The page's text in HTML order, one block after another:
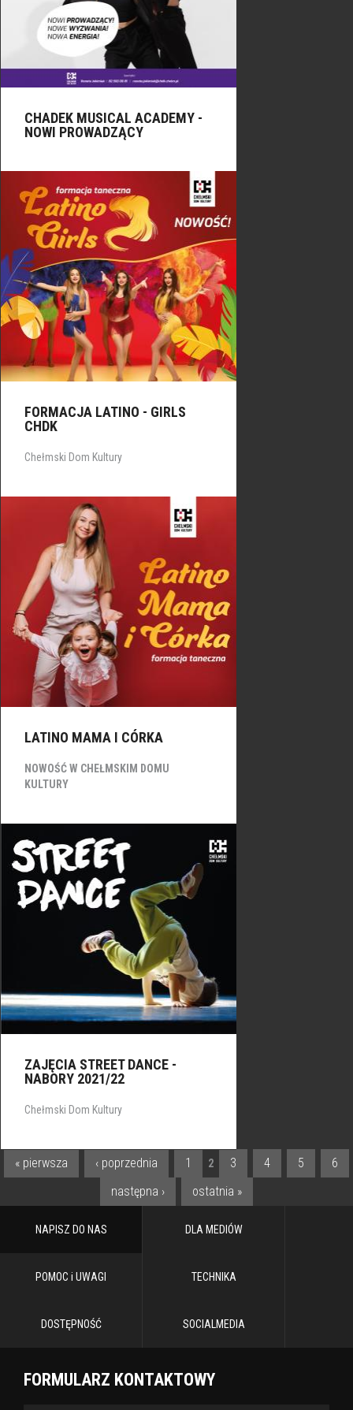
CHADEK MUSICAL ACADEMY -
NOWI PROWADZĄCY
FORMACJA LATINO - GIRLS
CHDK
Chełmski Dom Kultury
LATINO MAMA I CÓRKA
NOWOŚĆ W CHEŁMSKIM DOMU
KULTURY
ZAJĘCIA STREET DANCE -
NABORY 2021/22
Chełmski Dom Kultury
STRONY
« pierwsza ‹ poprzednia 1 2 3 4 5
6
następna ›
ostatnia »
NAPISZ DO NAS DLA MEDIÓW
POMOC i UWAGI TECHNIKA
DOSTĘPNOŚĆ SOCIALMEDIA
FORMULARZ KONTAKTOWY